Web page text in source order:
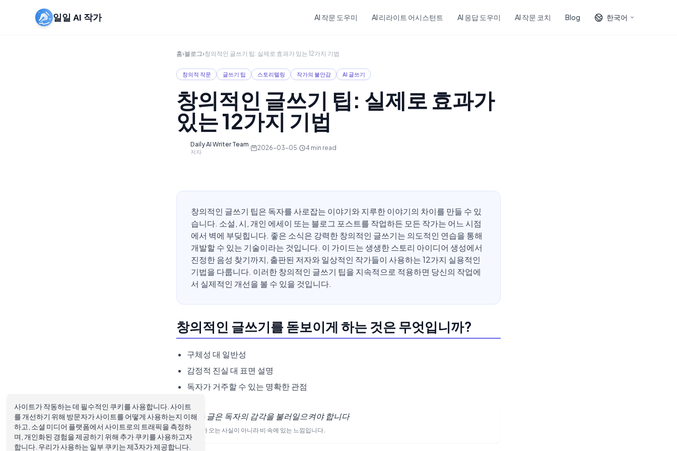
일일 AI 작가 AI 작문 도우미 AI 리라이트 어시스턴트 AI 응답 도우미 AI 작문 코치 Blog 한국어
홈›블로그›창의적인 글쓰기 팁: 실제로 효과가 있는 12가지 기법
창의적 작문 글쓰기 팁 스토리텔링 작가의 불안감 AI 글쓰기
창의적인 글쓰기 팁: 실제로 효과가
있는 12가지 기법
Daily AI Writer Team
저자
· 2026-03-05· 4 min read
창의적인 글쓰기 팁은 독자를 사로잡는 이야기와 지루한 이야기의 차이를 만들 수 있
습니다. 소설, 시, 개인 에세이 또는 블로그 포스트를 작업하든 모든 작가는 어느 시점
에서 벽에 부딪힙니다. 좋은 소식은 강력한 창의적인 글쓰기는 의도적인 연습을 통해
개발할 수 있는 기술이라는 것입니다. 이 가이드는 생생한 스토리 아이디어 생성에서
진정한 음성 찾기까지, 출판된 저자와 일상적인 작가들이 사용하는 12가지 실용적인
기법을 다룹니다. 이러한 창의적인 글쓰기 팁을 지속적으로 적용하면 당신의 작업에
서 실제적인 개선을 볼 수 있을 것입니다.
창의적인 글쓰기를 돋보이게 하는 것은 무엇입니까?
구체성 대 일반성
감정적 진실 대 표면 설명
독자가 거주할 수 있는 명확한 관점
좋은 글은 독자의 감각을 불러일으켜야 합니다
— 비가 오는 사실이 아니라 비 속에 있는 느낌입니다.
사이트가 작동하는 데 필수적인 쿠키를 사용합니다. 사이트
를 개선하기 위해 방문자가 사이트를 어떻게 사용하는지 이해
하고, 소셜 미디어 플랫폼에서 사이트로의 트래픽을 측정하
며, 개인화된 경험을 제공하기 위해 추가 쿠키를 사용하고자
합니다. 우리가 사용하는 일부 쿠키는 제3자가 제공합니다.